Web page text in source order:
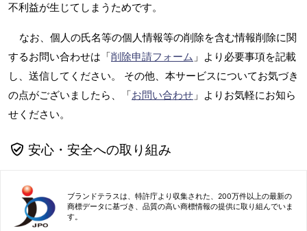
不利益が生じてしまうためです。
なお、個人の氏名等の個人情報等の削除を含む情報削除に関
するお問い合わせは「削除申請フォーム 」より必要事項を記載
し、送信してください。 その他、本サービスについてお気づき
の点がございましたら、「お問い合わせ 」よりお気軽にお知ら
せください。
安心・安全への取り組み
ブランドテラスは、特許庁より収集された、200万件以上の最新の
商標データに基づき、品質の高い商標情報の提供に取り組んでいま
す。